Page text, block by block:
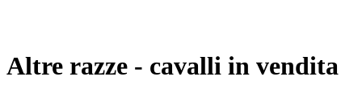
Altre razze - cavalli in vendita